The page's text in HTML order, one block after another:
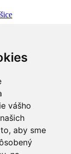
vášho
aby sme